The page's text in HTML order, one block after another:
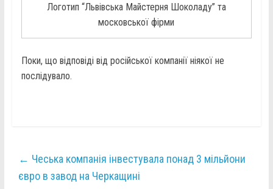
Логотип “Львівська Майстерня Шоколаду” та
московської фірми
Поки, що відповіді від російської компанії ніякої не
послідувало.
← Чеська компанія інвестувала понад 3 мільйони
євро в завод на Черкащині